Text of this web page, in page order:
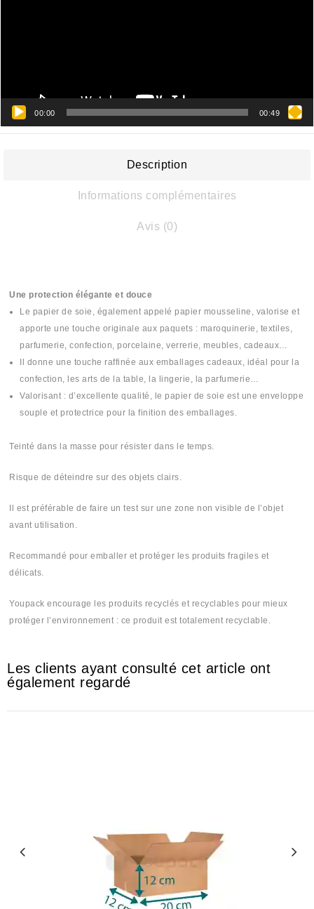
00:00 00:49
Description
Informations complémentaires
Avis (0)
Une protection élégante et douce
Le papier de soie, également appelé papier mousseline, valorise et
apporte une touche originale aux paquets : maroquinerie, textiles,
parfumerie, confection, porcelaine, verrerie, meubles, cadeaux…
Il donne une touche raffinée aux emballages cadeaux, idéal pour la
confection, les arts de la table, la lingerie, la parfumerie…
Valorisant : d’excellente qualité, le papier de soie est une enveloppe
souple et protectrice pour la finition des emballages.
Teinté dans la masse pour résister dans le temps.
Risque de déteindre sur des objets clairs.
Il est préférable de faire un test sur une zone non visible de l’objet
avant utilisation.
Recommandé pour emballer et protéger les produits fragiles et
délicats.
Youpack encourage les produits recyclés et recyclables pour mieux
protéger l’environnement : ce produit est totalement recyclable.
Les clients ayant consulté cet article ont
également regardé